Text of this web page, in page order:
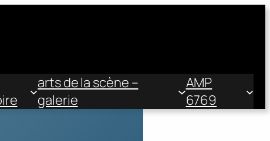
arts de la scène –
galerie
AMP
6769